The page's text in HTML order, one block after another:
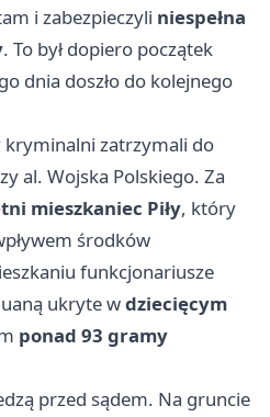
i zabezpieczyli niespełna
. To był dopiero początek
dnia doszło do kolejnego
kryminalni zatrzymali do
al. Wojska Polskiego. Za
mieszkaniec Piły, który
środków
funkcjonariusze
ukryte wdziecięcym
ponad 93 gramy
przed sądem. Na gruncie